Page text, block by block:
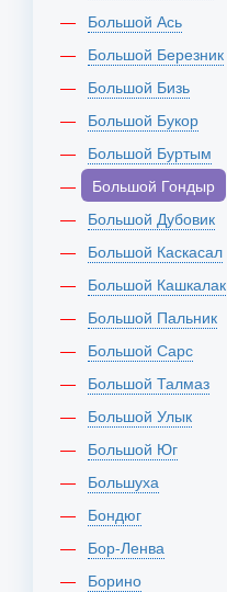
Большой Ась
Большой Березник
Большой Бизь
Большой Букор
Большой Буртым
Большой Гондыр
Большой Дубовик
Большой Каскасал
Большой Кашкалак
Большой Пальник
Большой Сарс
Большой Талмаз
Большой Улык
Большой Юг
Большуха
Бондюг
Бор-Ленва
Борино